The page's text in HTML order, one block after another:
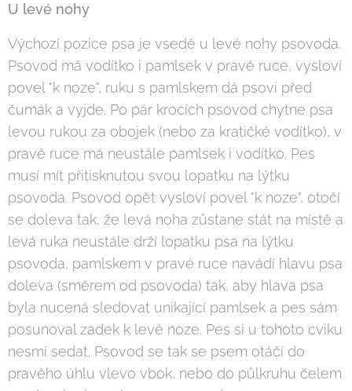
U levé nohy
Výchozí pozice psa je vsedě u levé nohy psovoda.
Psovod má vodítko i pamlsek v pravé ruce, vysloví
povel "k noze", ruku s pamlskem dá psovi před
čumák a vyjde. Po pár krocích psovod chytne psa
levou rukou za obojek (nebo za kratičké vodítko), v
pravé ruce má neustále pamlsek i vodítko. Pes
musí mít přitisknutou svou lopatku na lýtku
psovoda. Psovod opět vysloví povel "k noze", otočí
se doleva tak, že levá noha zůstane stát na místě a
levá ruka neustále drží lopatku psa na lýtku
psovoda, pamlskem v pravé ruce navádí hlavu psa
doleva (směrem od psovoda) tak, aby hlava psa
byla nucená sledovat unikající pamlsek a pes sám
posunoval zadek k levé noze. Pes si u tohoto cviku
nesmí sedat. Psovod se tak se psem otáčí do
pravého úhlu vlevo vbok, nebo do půlkruhu čelem